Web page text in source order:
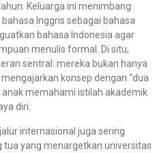
Keluarga ini menimbang
Inggris sebagai bahasa
bahasa Indonesia agar
menulis formal. Di situ,
sentral: mereka bukan hanya
konsep dengan “dua
memahami istilah akademik
diri.
internasional juga sering
tua yang menargetkan universitas